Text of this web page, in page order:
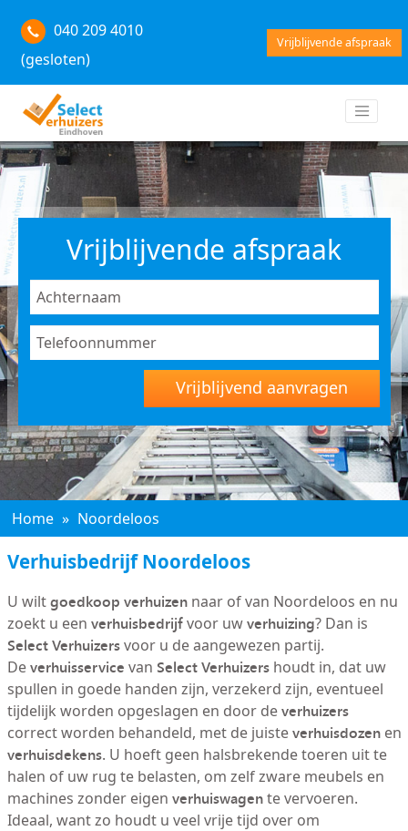
040 209 4010
(gesloten)
Vrijblijvende afspraak
Vrijblijvende afspraak
Vrijblijvend aanvragen
Home » Noordeloos
Verhuisbedrijf Noordeloos
U wiltgoedkoop verhuizennaar of van Noordeloos en nu
zoekt u een verhuisbedrijfvoor uwverhuizing? Dan is
Select Verhuizersvoor u de aangewezen partij.
Deverhuisservice van Select Verhuizershoudt in, dat uw
spullen in goede handen zijn, verzekerd zijn, eventueel
tijdelijk worden opgeslagen en door deverhuizers
correct worden behandeld, met de juisteverhuisdozenen
verhuisdekens. U hoeft geen halsbrekende toeren uit te
halen of uw rug te belasten, om zelf zware meubels en
machines zonder eigen verhuiswagente vervoeren.
Ideaal, want zo houdt u veel vrije tijd over om